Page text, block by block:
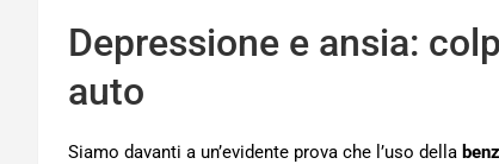
Depressione e ansia:
auto
Siamo davanti a un’evidente prova che l’uso della